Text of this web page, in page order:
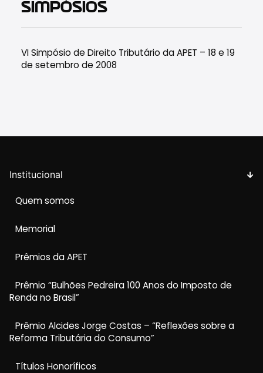
SIMPÓSIOS
VI Simpósio de Direito Tributário da APET – 18 e 19
de setembro de 2008
Institucional
Quem somos
Memorial
Prêmios da APET
Prêmio “Bulhões Pedreira 100 Anos do Imposto de
Renda no Brasil”
Prêmio Alcides Jorge Costas – “Reflexões sobre a
Reforma Tributária do Consumo”
Títulos Honoríficos